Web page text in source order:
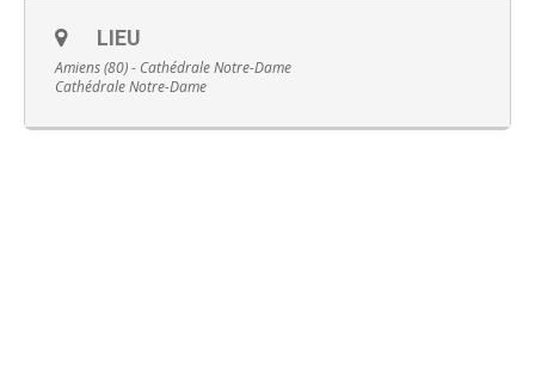
LIEU
Amiens (80) - Cathédrale Notre-Dame
Cathédrale Notre-Dame